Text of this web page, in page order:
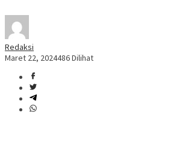
Redaksi
Maret 22, 2024486 Dilihat